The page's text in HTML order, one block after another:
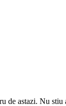
astazi. Nu